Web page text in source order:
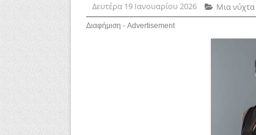
Δευτέρα 19 Ιανουαρίου 2026 Μια
Διαφήμιση - Advertisement